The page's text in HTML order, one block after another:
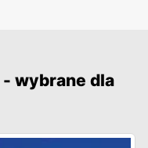
wybrane dla